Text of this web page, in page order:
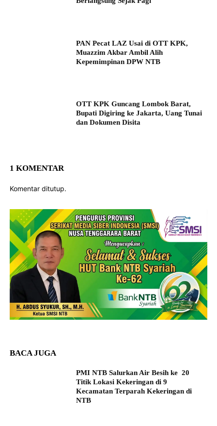
PAN Pecat LAZ Usai di OTT KPK,
Muazzim Akbar Ambil Alih
Kepemimpinan DPW NTB
OTT KPK Guncang Lombok Barat,
Bupati Digiring ke Jakarta, Uang Tunai
dan Dokumen Disita
1 KOMENTAR
Komentar ditutup.
BACA JUGA
PMI NTB Salurkan Air Besih ke 20
Titik Lokasi Kekeringan di 9
Kecamatan Terparah Kekeringan di
NTB